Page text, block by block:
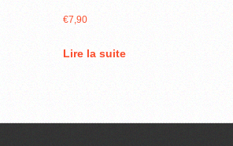
€7,90
Lire la suite